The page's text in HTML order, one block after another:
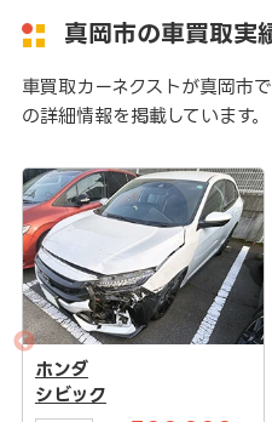
真岡市の車買取実
車買取カーネクストが真岡市
の詳細情報を掲載しています。
ホンダ
シビック